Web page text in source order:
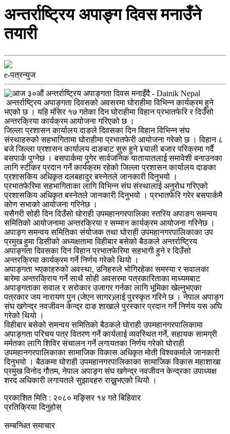
अन्तर्राष्ट्रिय अपाङ्ग दिवस मनाउँने
तयारी
e-पत्रन्युज
अन्तर्राष्ट्रिय अपाङ्गता दिवसको अवसरमा घोराहीमा विभिन्न कार्यक्रम हुने
भएको छ । यहि मंसिर १७ गतेका दिन घोराहीमा विहान प्रभातफेरि र दिउँसो
अन्तरक्रिया कार्यक्रम आयोजना गरिएको छ ।
जिल्ला प्रशासन कार्यालय दाङले दिवसका दिन विहान विभिन्न संघ
संस्थाहरुको सहभागितामा घोराहीमा प्रभातफेरी आयोजना गरेको छ । विहान ८
बजे जिल्ला प्रशासन कार्यालय दाङबाट सुरु हुने ¥याली बजार परिक्रमा गर्दै
बसपार्क पुग्नेछ । बसपार्कमा पुगेर सार्वजनिक यातायातलाई समावेशी बनाउनका
लागि स्टीकर प्रदान गर्ने कार्यक्रम रहेको जिल्ला प्रशासन कार्यालय दाङका
प्रशासकिय अधिकृत दलबहादुर बस्नेतले जानकारी दिनुभयो ।
प्रभातफेरिमा सहभागिताका लागि विभिन्न संघ संस्थालाई अनुरोध गरिएको
प्रशासकिय अधिकृत बस्नेतले जानकारी दिनुभयो । प्रभातफेरि गरेर बसपार्कमै
कोण सभाको आयोजना गरिनेछ ।
यसैगरी सोही दिन दिउँसो घोराही उपमहानगरपालिका स्तरिय अपाङग समन्वय
समितिको आयोजनामा अन्तरक्रिया र सम्मान कार्यक्रम आयोजना गरिनेछ ।
अपाङ्ग समन्वय समितिका संयोजक तथा घोराही उपमहानगरपालिकाका उप
प्रमुख हुमा डिसीको अध्यक्षतामा विहीबार बसेको बैठकले अन्तर्राष्ट्रिय
अपाङ्गता दिवसका दिन विहान प्रभातफेरिमा सहभागी हुने र दिउँसो
अन्तरक्रिया कार्यक्रम गर्ने निर्णय गरेको थियो ।
अपाङ्गता भएकाहरुको अवस्था, उनिहरुले भोगिरहेका समस्या र सवालका
बारेमा अन्तरक्रिाय गर्ने साथै सोही अवसरमा पत्रकारिताका माध्यमबाट
अपाङ्गताका सवाल र सरोकार उजागर गर्नका लागि भूमिका खेल्नुभएका
पत्रकार जय नारायण पुन (जेएन सागर)लाई पुरस्कृत गरिने छ । नेपाल अपाङ्ग
संघ खगेन्द्र नवजीवन केन्द्र दाङ शाखाले पुरस्कार प्रदान गर्ने निर्णय यस अघि
गरेको थियो ।
विहीबार बसेको समन्वय समितिको बैठकले घोराही उपमहानगरपालिकामा
अपाङ्गता परिचय पत्र वितरण गर्ने कार्यलाई व्यवस्थित गर्ने, सहायक सामग्री
मर्मतका लागि शिविर संचालन गर्ने लगायतका निर्णय गरेको घोराही
उपमहानगरपालिकाका सामाजिक विकास अधिकृत मोती विश्वकर्माले जानकारी
दिनुभयो । बैठकमा घोराही उपमहानगरपालिकाका सामाजिक विकास महाशाखा
प्रमुख विनोद गौतम, नेपाल अपाङ्ग संघ खगेन्द्र नवजीवन केन्द्रका उपाध्यक्ष
शरद अधिकारी लगायतले सुझावहरु राख्नुभएको थियो ।
प्रकाशित मिति : २०८० मङ्सिर १४ गते बिहिवार
प्रतिक्रिया दिनुहोस्
सम्बन्धित समाचार